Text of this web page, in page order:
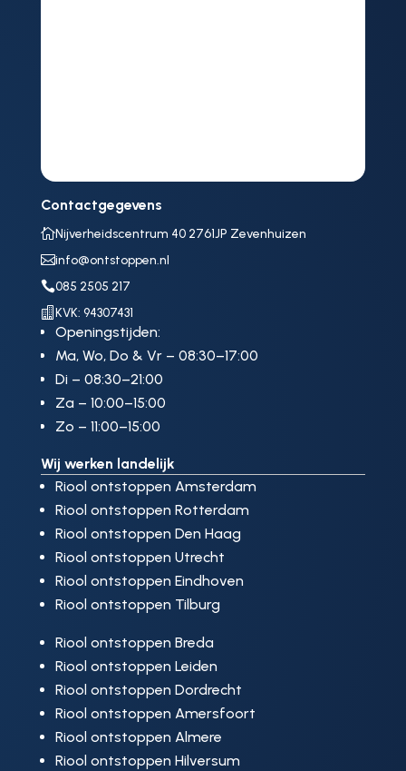
Contactgegevens
Nijverheidscentrum 40 2761JP Zevenhuizen
info@ontstoppen.nl
085 2505 217
 KVK: 94307431
Openingstijden:
Ma, Wo, Do & Vr – 08:30–17:00
Di – 08:30–21:00
Za – 10:00–15:00
Zo – 11:00–15:00
Wij werken landelijk
Riool ontstoppen Amsterdam
Riool ontstoppen Rotterdam
Riool ontstoppen Den Haag
Riool ontstoppen Utrecht
Riool ontstoppen Eindhoven
Riool ontstoppen Tilburg
Riool ontstoppen Breda
Riool ontstoppen Leiden
Riool ontstoppen Dordrecht
Riool ontstoppen Amersfoort
Riool ontstoppen Almere
Riool ontstoppen Hilversum